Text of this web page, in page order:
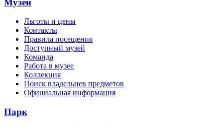
Льготы и цены
Контакты
Правила посещения
Доступный музей
Команда
Работа в музее
Коллекция
Поиск владельцев предметов
Официальная информация
Парк